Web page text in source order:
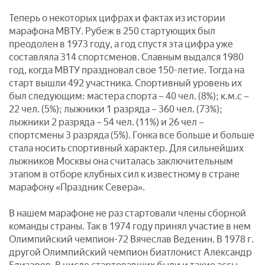
Теперь о некоторых цифрах и фактах из истории
марафона МВТУ. Рубеж в 250 стартующих был
преодолен в 1973 году, а год спустя эта цифра уже
составляла 314 спортсменов. Славным выдался 1980
год, когда МВТУ праздновал свое 150-летие. Тогда на
старт вышли 492 участника. Спортивный уровень их
был следующим: мастера спорта – 40 чел. (8%); к.м.с –
22 чел. (5%); лыжники 1 разряда – 360 чел. (73%);
лыжники 2 разряда – 54 чел. (11%) и 26 чел –
спортсмены 3 разряда (5%). Гонка все больше и больше
стала носить спортивный характер. Для сильнейших
лыжников Москвы она считалась заключительным
этапом в отборе клубных сил к известному в стране
марафону «Праздник Севера».
В нашем марафоне не раз стартовали члены сборной
команды страны. Так в 1974 году принял участие в нем
Олимпийский чемпион-72 Вячеслав Веденин. В 1978 г.
другой Олимпийский чемпион биатлонист Александр